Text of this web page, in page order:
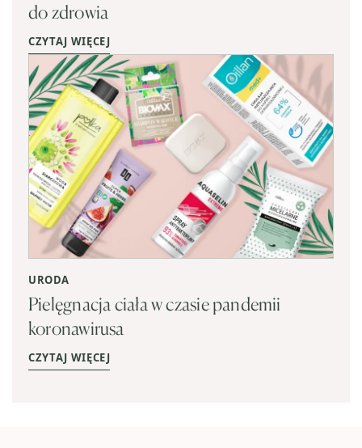
do zdrowia
CZYTAJ WIĘCEJ
URODA
Pielęgnacja ciała w czasie pandemii
koronawirusa
CZYTAJ WIĘCEJ